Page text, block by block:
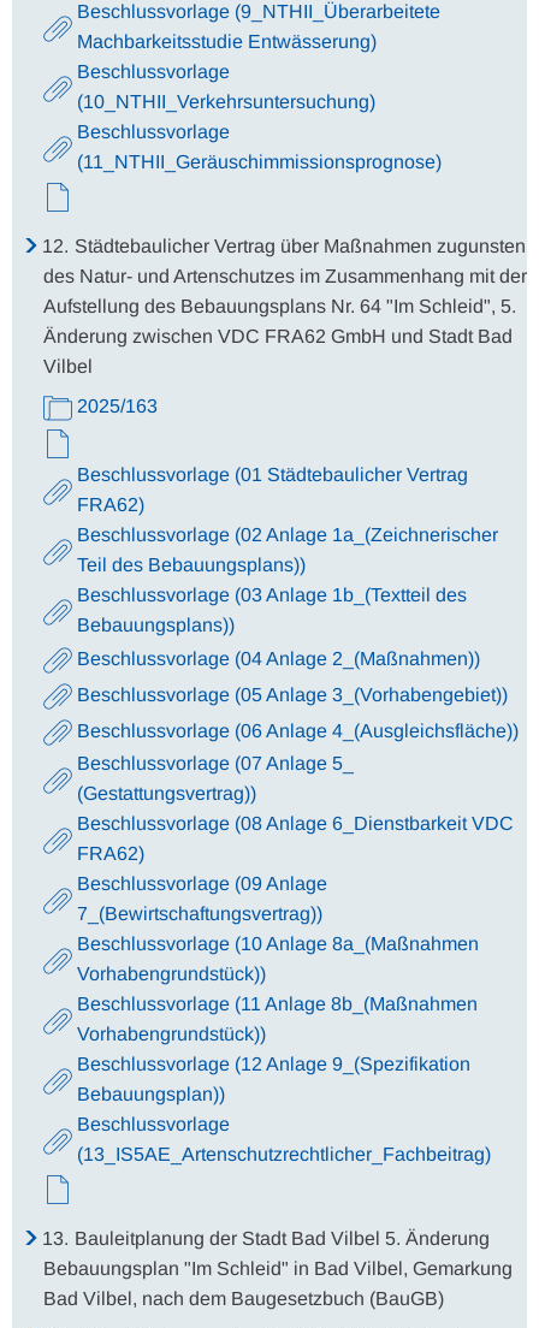
Beschlussvorlage (9_NTHII_Überarbeitete
Machbarkeitsstudie Entwässerung)
Beschlussvorlage
(10_NTHII_Verkehrsuntersuchung)
Beschlussvorlage
(11_NTHII_Geräuschimmissionsprognose)
12. Städtebaulicher Vertrag über Maßnahmen zugunsten
des Natur- und Artenschutzes im Zusammenhang mit der
Aufstellung des Bebauungsplans Nr. 64 "Im Schleid", 5.
Änderung zwischen VDC FRA62 GmbH und Stadt Bad
Vilbel
2025/163
Beschlussvorlage (01 Städtebaulicher Vertrag
FRA62)
Beschlussvorlage (02 Anlage 1a_(Zeichnerischer
Teil des Bebauungsplans))
Beschlussvorlage (03 Anlage 1b_(Textteil des
Bebauungsplans))
Beschlussvorlage (04 Anlage 2_(Maßnahmen))
Beschlussvorlage (05 Anlage 3_(Vorhabengebiet))
Beschlussvorlage (06 Anlage 4_(Ausgleichsfläche))
Beschlussvorlage (07 Anlage 5_
(Gestattungsvertrag))
Beschlussvorlage (08 Anlage 6_Dienstbarkeit VDC
FRA62)
Beschlussvorlage (09 Anlage
7_(Bewirtschaftungsvertrag))
Beschlussvorlage (10 Anlage 8a_(Maßnahmen
Vorhabengrundstück))
Beschlussvorlage (11 Anlage 8b_(Maßnahmen
Vorhabengrundstück))
Beschlussvorlage (12 Anlage 9_(Spezifikation
Bebauungsplan))
Beschlussvorlage
(13_IS5AE_Artenschutzrechtlicher_Fachbeitrag)
13. Bauleitplanung der Stadt Bad Vilbel 5. Änderung
Bebauungsplan "Im Schleid" in Bad Vilbel, Gemarkung
Bad Vilbel, nach dem Baugesetzbuch (BauGB)